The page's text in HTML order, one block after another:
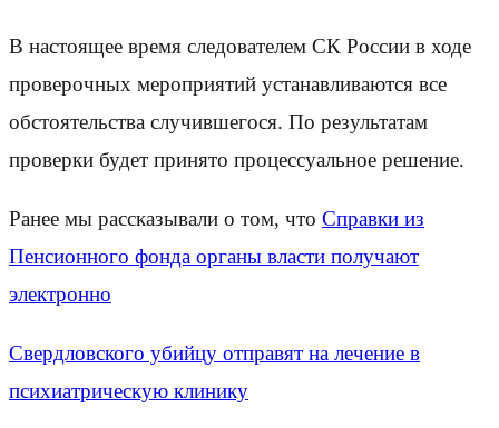
В настоящее время следователем СК России в ходе
проверочных мероприятий устанавливаются все
обстоятельства случившегося. По результатам
проверки будет принято процессуальное решение.
Ранее мы рассказывали о том, что Справки из
Пенсионного фонда органы власти получают
электронно
Свердловского убийцу отправят на лечение в
психиатрическую клинику